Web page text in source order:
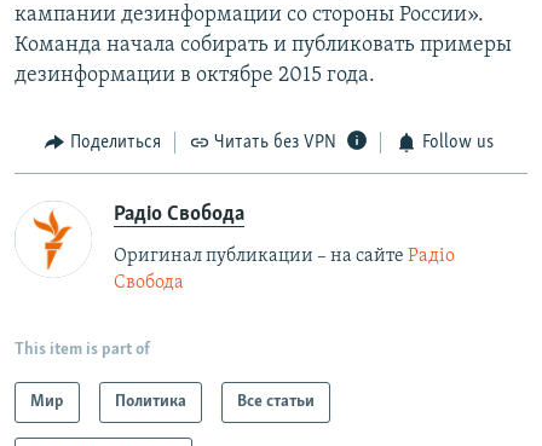
кампании дезинформации со стороны России».
Команда начала собирать и публиковать примеры
дезинформации в октябре 2015 года.
Поделиться Читать без VPN Follow us
Радіо Свобода
Оригинал публикации – на сайте Радіо
Свобода
This item is part of
Мир Политика Все статьи